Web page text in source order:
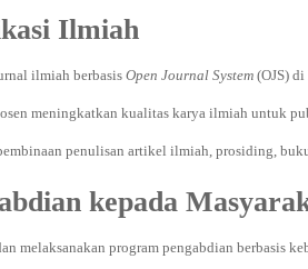
Ilmiah
ilmiah berbasis Open Journal System (OJS)
meningkatkan kualitas karya ilmiah untuk
penulisan artikel ilmiah, prosiding,
kepada
melaksanakan program pengabdian berbasis